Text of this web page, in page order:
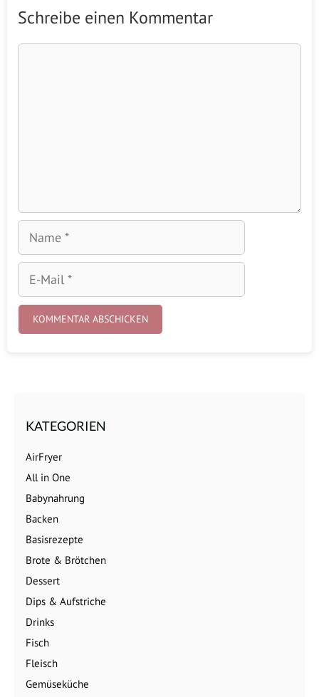
Schreibe einen Kommentar
Name
Mail
KATEGORIEN
AirFryer
All in One
Babynahrung
Backen
Basisrezepte
Brote & Brötchen
Dessert
Dips & Aufstriche
Drinks
Fisch
Fleisch
Gemüseküche